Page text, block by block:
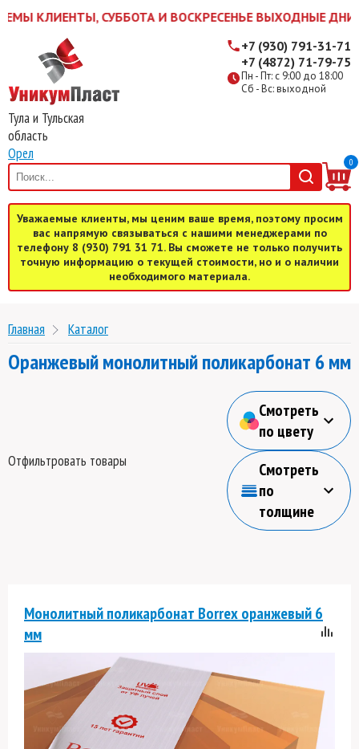
КЛИЕНТЫ, СУББОТА И ВОСКРЕСЕНЬЕ ВЫХОДНЫЕ ДНИ!
Тула и Тульская
область
Орел
Пн - Пт: с 9:00 до 18:00
Сб - Вс: выходной
+7 (930) 791-31-71
+7 (4872) 71-79-75
0
Уважаемые клиенты, мы ценим ваше время, поэтому просим
вас напрямую связываться с нашими менеджерами по
телефону 8 (930) 791 31 71. Вы сможете не только получить
точную информацию о текущей стоимости, но и о наличии
необходимого материала.
Главная Каталог
Оранжевый монолитный поликарбонат 6 мм
Отфильтровать товары
Смотреть
по цвету
Смотреть
по
толщине
Монолитный поликарбонат Borrex оранжевый 6
мм